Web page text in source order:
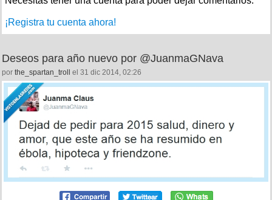
¡Registra tu cuenta ahora!
Deseos para año nuevo por @JuanmaGNava
por the_spartan_troll el 31 dic 2014, 02:26